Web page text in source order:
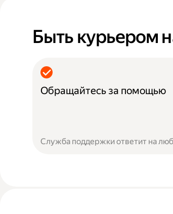
Быть курьером
Обращайтесь за помощью
Служба поддержки ответит на